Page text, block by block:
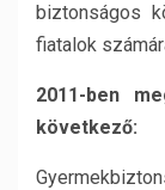
biztonságos
fiatalok
2011-ben
következő: